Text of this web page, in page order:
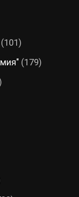
(101)
(179)